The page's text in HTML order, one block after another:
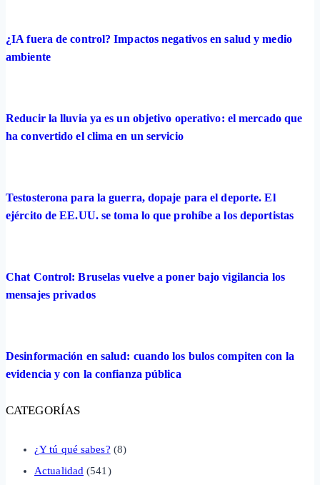
¿IA fuera de control? Impactos negativos en salud y medio
ambiente
Reducir la lluvia ya es un objetivo operativo: el mercado que
ha convertido el clima en un servicio
Testosterona para la guerra, dopaje para el deporte. El
ejército de EE.UU. se toma lo que prohíbe a los deportistas
Chat Control: Bruselas vuelve a poner bajo vigilancia los
mensajes privados
Desinformación en salud: cuando los bulos compiten con la
evidencia y con la confianza pública
CATEGORÍAS
¿Y tú qué sabes? (8)
Actualidad (541)